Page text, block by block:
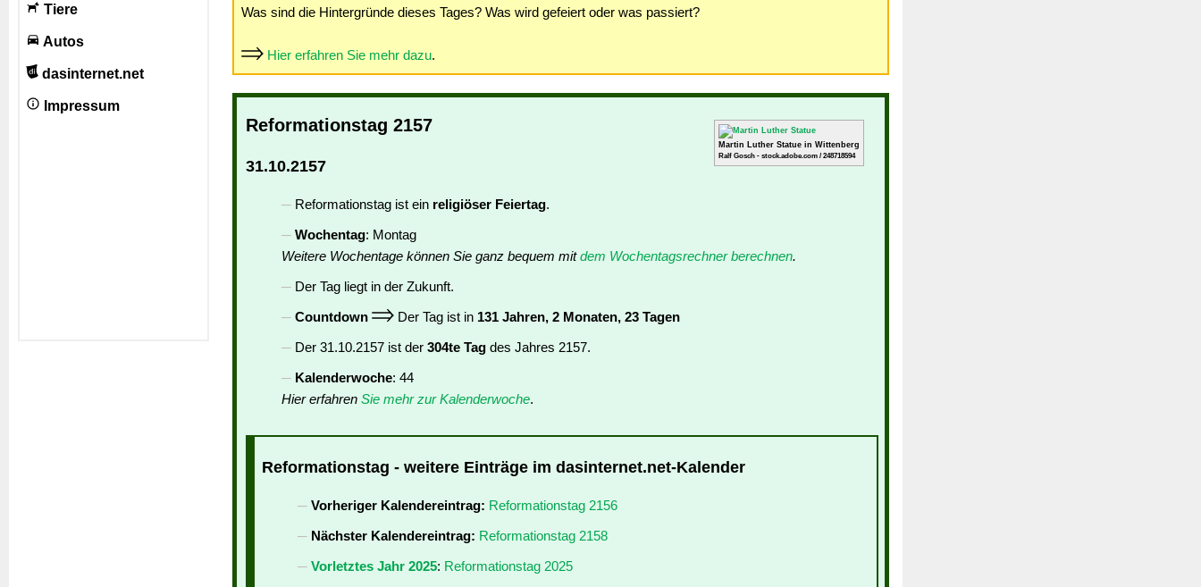
Tiere
Autos
dasinternet.net
Impressum
Was sind die Hintergründe dieses Tages? Was wird gefeiert oder was passiert?
Hier erfahren Sie mehr dazu.
Martin Luther Statue in Wittenberg
Ralf Gosch - stock.adobe.com / 248718594
Reformationstag 2157
31.10.2157
Reformationstag ist ein religiöser Feiertag.
Wochentag: Montag
Weitere Wochentage können Sie ganz bequem mitdem Wochentagsrechner berechnen.
Der Tag liegt in der Zukunft.
Countdown
Der Tag ist in 131 Jahren, 2 Monaten, 23 Tagen
Der 31.10.2157 ist der 304te Tag des Jahres 2157.
Kalenderwoche: 44
Hier erfahren Sie mehr zur Kalenderwoche.
Reformationstag - weitere Einträge im dasinternet.net-Kalender
Vorheriger Kalendereintrag: Reformationstag 2156
Nächster Kalendereintrag: Reformationstag 2158
Vorletztes Jahr 2025: Reformationstag 2025